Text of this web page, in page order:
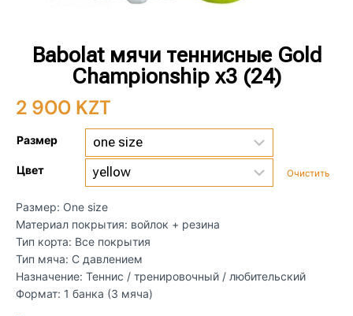
Babolat мячи теннисные Gold
Championship x3 (24)
2 900 KZT
Размер
Цвет Очистить
Размер: One size
Материал покрытия: войлок + резина
Тип корта: Все покрытия
Тип мяча: С давлением
Назначение: Теннис / тренировочный / любительский
Формат: 1 банка (3 мяча)